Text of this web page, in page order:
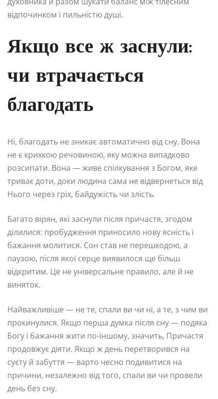
відпочинком і пильністю душі.
Якщо все ж заснули:
чи втрачається
благодать
Ні, благодать не зникає автоматично від сну. Вона
не є крихкою речовиною, яку можна випадково
розсипати. Вона — живе спілкування з Богом, яке
триває доти, доки людина сама не відвернеться від
Нього через гріх, байдужість чи злість.
Багато вірян, які заснули після причастя, згодом
ділилися: пробудження приносило нову ясність і
бажання молитися. Сон став не перешкодою, а
паузою, після якої серце виявилося ще більш
відкритим. Це не універсальне правило, але й не
виняток.
Найважливіше — не те, спали ви чи ні, а те, з чим ви
прокинулися. Якщо перша думка після сну — подяка
Богу і бажання жити по-іншому, значить, Причастя
продовжує діяти. Якщо ж день перетворився на
суєту й забуття — варто чесно подивитися на
причини, незалежно від того, спали ви чи провели
день без сну.